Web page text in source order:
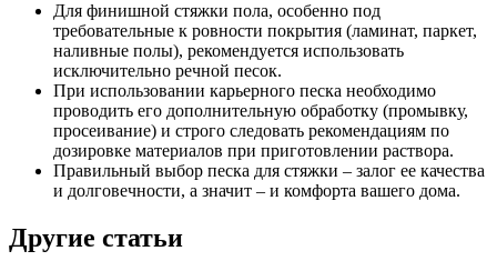
Для финишной стяжки пола, особенно под
требовательные к ровности покрытия (ламинат, паркет,
наливные полы), рекомендуется использовать
исключительно речной песок.
При использовании карьерного песка необходимо
проводить его дополнительную обработку (промывку,
просеивание) и строго следовать рекомендациям по
дозировке материалов при приготовлении раствора.
Правильный выбор песка для стяжки – залог ее качества
и долговечности, а значит – и комфорта вашего дома.
Другие статьи